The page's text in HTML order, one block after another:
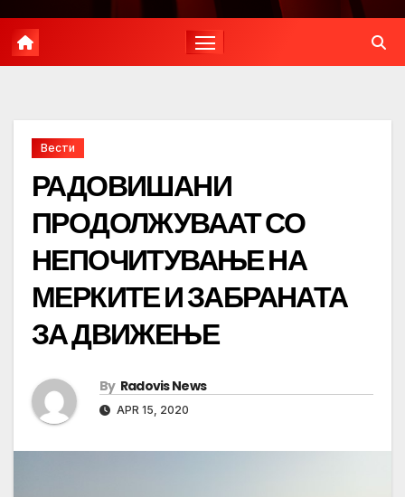
Вести
РАДОВИШАНИ
ПРОДОЛЖУВААТ СО
НЕПОЧИТУВАЊЕ НА
МЕРКИТЕ И ЗАБРАНАТА
ЗА ДВИЖЕЊЕ
By Radovis News
APR 15, 2020